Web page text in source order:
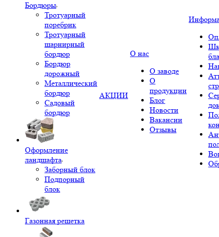
Бордюры
Тротуарный
поребрик
Тротуарный
шарнирный
бордюр
Бордюр
дорожный
Металлический
бордюр
Садовый
бордюр
Оформление
ландшафта
Заборный блок
Подпорный
блок
Газонная решетка
АКЦИИ
О нас
О заводе
О
продукции
Блог
Новости
Вакансии
Отзывы